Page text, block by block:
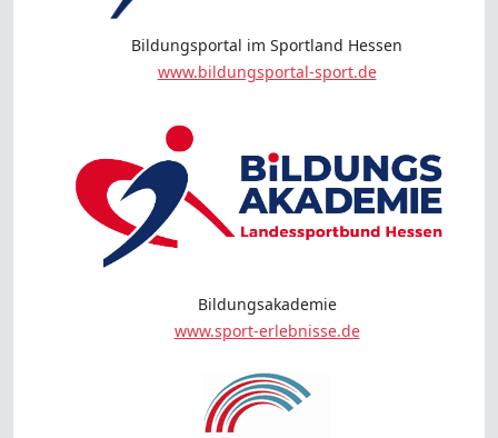
Bildungsportal im Sportland Hessen
www.bildungsportal-sport.de
Bildungsakademie
www.sport-erlebnisse.de